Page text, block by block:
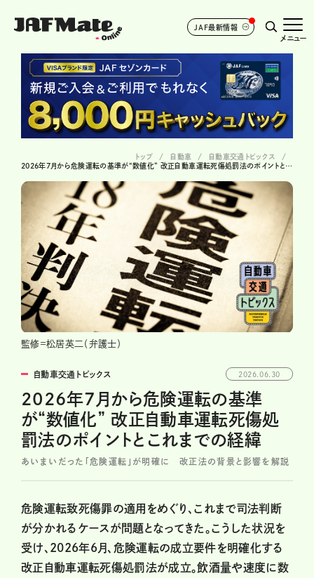
JAF最新情報
メニュー
トップ 自動車
自動車交通トピックス
2026年7月から危険運転の基準が“数値化” 改正自動車運転死傷処罰法のポイントとこれまでの経緯
監修=松居英二（弁護士）
自動車交通トピックス 2026.06.30
2026年7月から危険運転の基準
が“数値化” 改正自動車運転死傷処
罰法のポイントとこれまでの経緯
あいまいだった「危険運転」が明確に 改正法の背景と影響を解説
危険運転致死傷罪の適用をめぐり、これまで司法判断
が分かれるケースが問題となってきた。こうした状況を
受け、2026年6月、危険運転の成立要件を明確化する
改正自動車運転死傷処罰法が成立。飲酒量や速度に数